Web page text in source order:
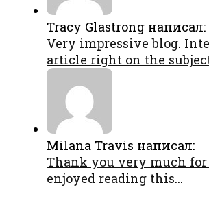
Tracy Glastrong написал:
Very impressive blog.
article right on the
Milana Travis написал:
Thank you very much for
enjoyed reading this...